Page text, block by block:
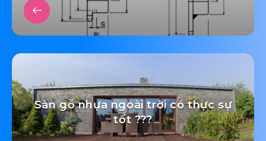
Sàn gỗ nhựa ngoài trời có thực sự
tốt ???